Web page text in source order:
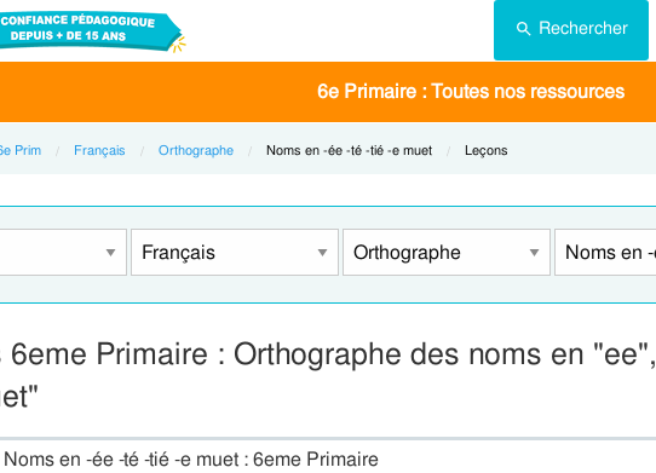
Rechercher
6e Primaire : Toutes nos ressources
Prim Français Orthographe Current:
Noms en -ée -té -tié -e muet Current:
Leçons
Primaire : Orthographe des noms en "ee",
en -ée -té -tié -e muet : 6eme Primaire